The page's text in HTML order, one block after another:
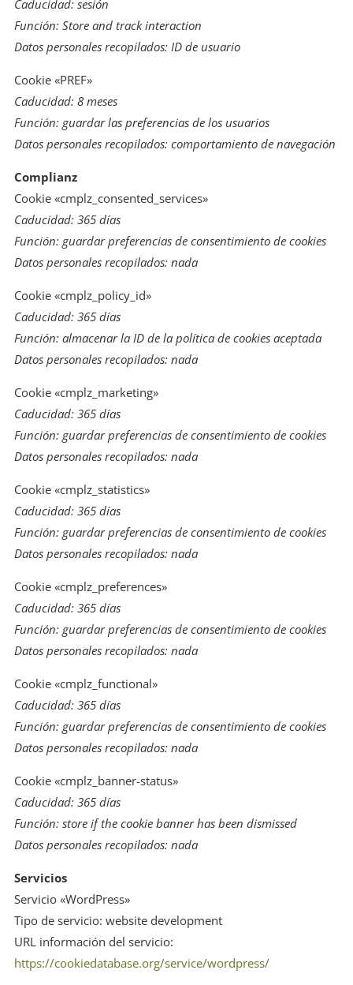
Caducidad: sesión
Función: Store and track interaction
Datos personales recopilados: ID de usuario
Cookie «PREF»
Caducidad: 8 meses
Función: guardar las preferencias de los usuarios
Datos personales recopilados: comportamiento de navegación
Complianz
Cookie «cmplz_consented_services»
Caducidad: 365 días
Función: guardar preferencias de consentimiento de cookies
Datos personales recopilados: nada
Cookie «cmplz_policy_id»
Caducidad: 365 días
Función: almacenar la ID de la política de cookies aceptada
Datos personales recopilados: nada
Cookie «cmplz_marketing»
Caducidad: 365 días
Función: guardar preferencias de consentimiento de cookies
Datos personales recopilados: nada
Cookie «cmplz_statistics»
Caducidad: 365 días
Función: guardar preferencias de consentimiento de cookies
Datos personales recopilados: nada
Cookie «cmplz_preferences»
Caducidad: 365 días
Función: guardar preferencias de consentimiento de cookies
Datos personales recopilados: nada
Cookie «cmplz_functional»
Caducidad: 365 días
Función: guardar preferencias de consentimiento de cookies
Datos personales recopilados: nada
Cookie «cmplz_banner-status»
Caducidad: 365 días
Función: store if the cookie banner has been dismissed
Datos personales recopilados: nada
Servicios
Servicio «WordPress»
Tipo de servicio: website development
URL información del servicio:
https://cookiedatabase.org/service/wordpress/